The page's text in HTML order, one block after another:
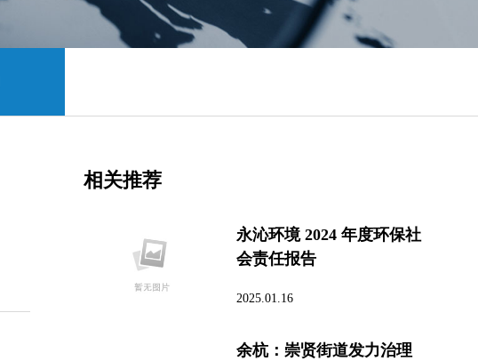
相关推荐
永沁环境 2024 年度环保社
会责任报告
2025.01.16
余杭：崇贤街道发力治理